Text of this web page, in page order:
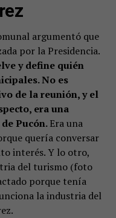
argumentó que
por la Presidencia.
y define quién
No es
de la reunión, y el
era una
Pucón.Era una
quería conversar
interés. Y lo otro,
del turismo (foto
porque tenía
la industria del